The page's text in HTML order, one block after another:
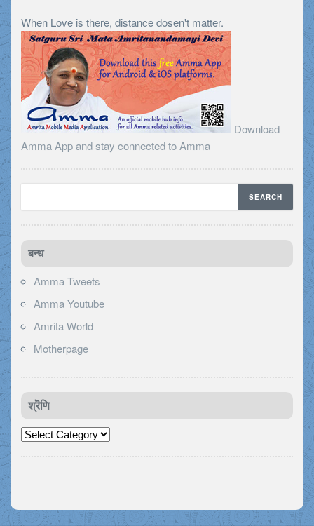
When Love is there, distance dosen't matter.
Download
Amma App and stay connected to Amma
बन्ध
Amma Tweets
Amma Youtube
Amrita World
Motherpage
श्रॆणि
श्रॆणि